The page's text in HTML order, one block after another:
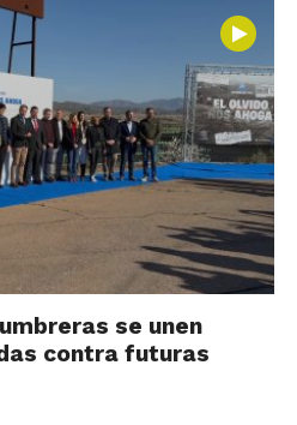
se unen
contra futuras